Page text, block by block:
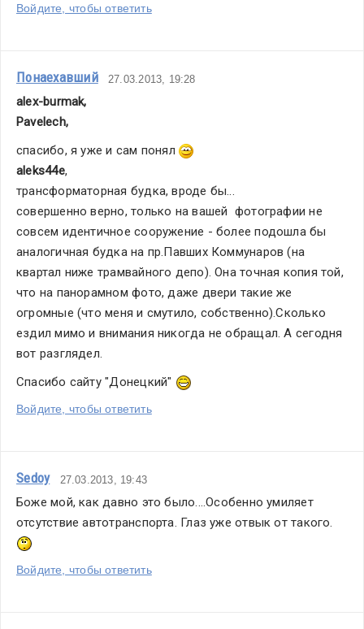
Войдите, чтобы ответить
Понаехавший 27.03.2013, 19:28
alex-burmak,
Pavelech,
спасибо, я уже и сам понял
aleks44e,
трансформаторная будка, вроде бы...
совершенно верно, только на вашей  фотографии не
совсем идентичное сооружение - более подошла бы
аналогичная будка на пр.Павших Коммунаров (на
квартал ниже трамвайного депо). Она точная копия той,
что на панорамном фото, даже двери такие же
огромные (что меня и смутило, собственно).Сколько
ездил мимо и внимания никогда не обращал. А сегодня
вот разглядел.
Спасибо сайту "Донецкий"
Войдите, чтобы ответить
Sedoy 27.03.2013, 19:43
Боже мой, как давно это было....Особенно умиляет
отсутствие автотранспорта. Глаз уже отвык от такого.
Войдите, чтобы ответить